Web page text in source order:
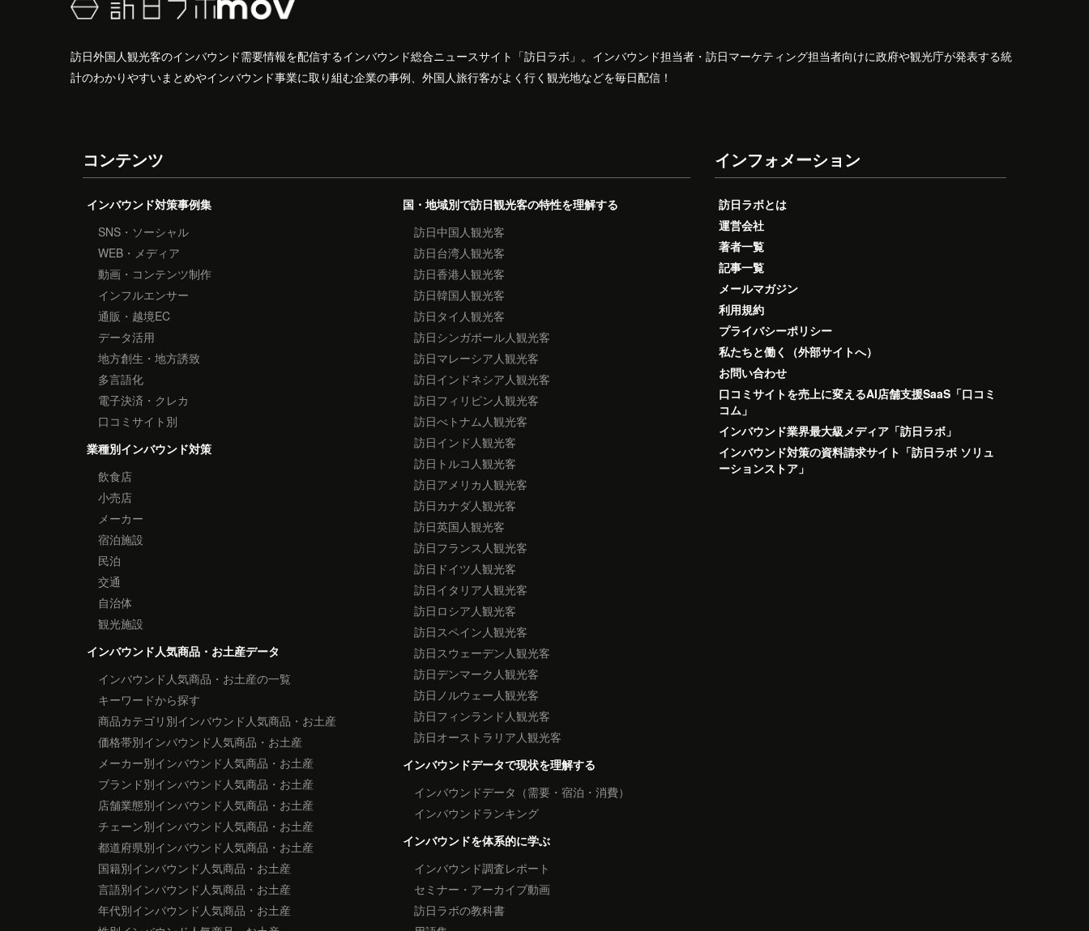
訪日外国人観光客のインバウンド需要情報を配信するインバウンド総合ニュースサイト「訪日ラボ」。インバウンド担当者・訪日マーケティング担当者向けに政府や観光庁が発表する統
計のわかりやすいまとめやインバウンド事業に取り組む企業の事例、外国人旅行客がよく行く観光地などを毎日配信！
コンテンツ
インバウンド対策事例集
SNS・ソーシャル
WEB・メディア
動画・コンテンツ制作
インフルエンサー
通販・越境EC
データ活用
地方創生・地方誘致
多言語化
電子決済・クレカ
口コミサイト別
業種別インバウンド対策
飲食店
小売店
メーカー
宿泊施設
民泊
交通
自治体
観光施設
インバウンド人気商品・お土産データ
インバウンド人気商品・お土産の一覧
キーワードから探す
商品カテゴリ別インバウンド人気商品・お土産
価格帯別インバウンド人気商品・お土産
メーカー別インバウンド人気商品・お土産
ブランド別インバウンド人気商品・お土産
店舗業態別インバウンド人気商品・お土産
チェーン別インバウンド人気商品・お土産
都道府県別インバウンド人気商品・お土産
国籍別インバウンド人気商品・お土産
言語別インバウンド人気商品・お土産
年代別インバウンド人気商品・お土産
国・地域別で訪日観光客の特性を理解する
訪日中国人観光客
訪日台湾人観光客
訪日香港人観光客
訪日韓国人観光客
訪日タイ人観光客
訪日シンガポール人観光客
訪日マレーシア人観光客
訪日インドネシア人観光客
訪日フィリピン人観光客
訪日べトナム人観光客
訪日インド人観光客
訪日トルコ人観光客
訪日アメリカ人観光客
訪日カナダ人観光客
訪日英国人観光客
訪日フランス人観光客
訪日ドイツ人観光客
訪日イタリア人観光客
訪日ロシア人観光客
訪日スペイン人観光客
訪日スウェーデン人観光客
訪日デンマーク人観光客
訪日ノルウェー人観光客
訪日フィンランド人観光客
訪日オーストラリア人観光客
インバウンドデータで現状を理解する
インバウンドデータ（需要・宿泊・消費）
インバウンドランキング
インバウンドを体系的に学ぶ
インバウンド調査レポート
セミナー・アーカイブ動画
訪日ラボの教科書
インフォメーション
訪日ラボとは
運営会社
著者一覧
記事一覧
メールマガジン
利用規約
プライバシーポリシー
私たちと働く（外部サイトへ）
お問い合わせ
口コミサイトを売上に変えるAI店舗支援SaaS「口コミ
コム」
インバウンド業界最大級メディア「訪日ラボ」
インバウンド対策の資料請求サイト「訪日ラボ ソリュ
ーションストア」